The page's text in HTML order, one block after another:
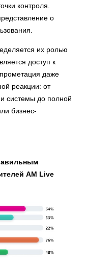
контроля.
о
их ролью
доступ к
даже
реакции: от
системы до полной
бизнес-
AM Live